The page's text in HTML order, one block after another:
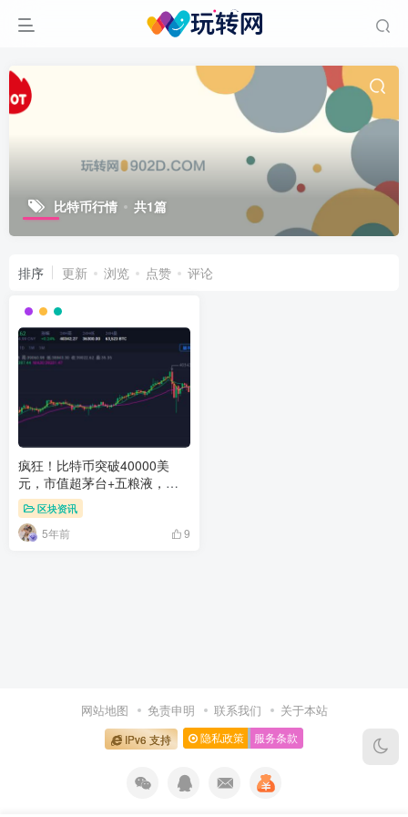
比特币行情 共1篇
排序 更新 浏览 点赞 评论
疯狂！比特币突破40000美
元，市值超茅台+五粮液，美
股区块链概念也狂飙！仿佛嗅
到风险的味道？
区块资讯
5年前 9
网站地图 免责申明 联系我们 关于本站
IPv6 支持 隐私政策 服务条款